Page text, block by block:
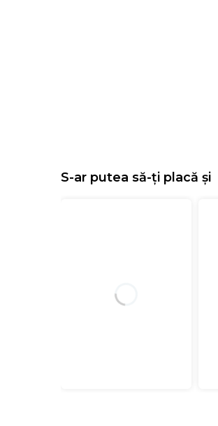
S-ar putea să-ți placă și